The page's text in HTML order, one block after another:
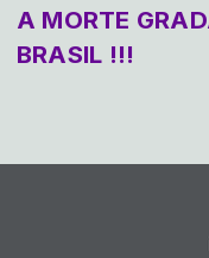
A MORTE
BRASIL !!!